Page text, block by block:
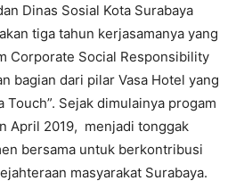
Dinas Sosial Kota Surabaya
tiga tahun kerjasamanya yang
Corporate Social Responsibility
bagian dari pilar Vasa Hotel yang
Touch”. Sejak dimulainya progam
April 2019, menjadi tonggak
bersama untuk berkontribusi
masyarakat Surabaya.